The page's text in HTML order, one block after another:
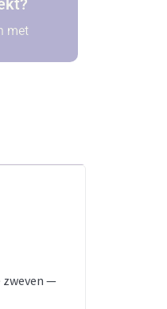
met
zweven —